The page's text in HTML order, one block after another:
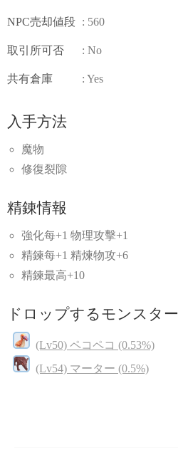
NPC売却値段 : 560
取引所可否 : No
共有倉庫 : Yes
入手方法
魔物
修復裂隙
精錬情報
強化每+1 物理攻擊+1
精鍊每+1 精煉物攻+6
精鍊最高+10
ドロップするモンスター
(Lv50) ペコペコ (0.53%)
(Lv54) マーター (0.5%)